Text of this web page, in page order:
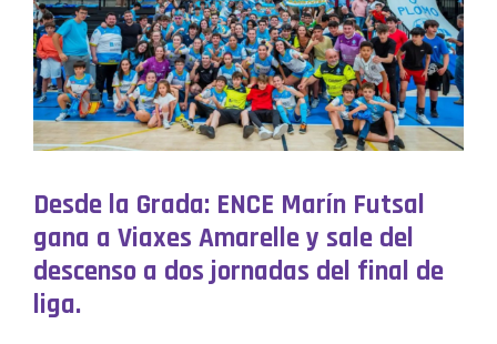
Desde la Grada: ENCE Marín Futsal
gana a Viaxes Amarelle y sale del
descenso a dos jornadas del final de
liga.